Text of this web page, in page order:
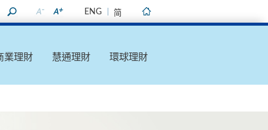
ENG 简
業理財 慧通理財 環球理財